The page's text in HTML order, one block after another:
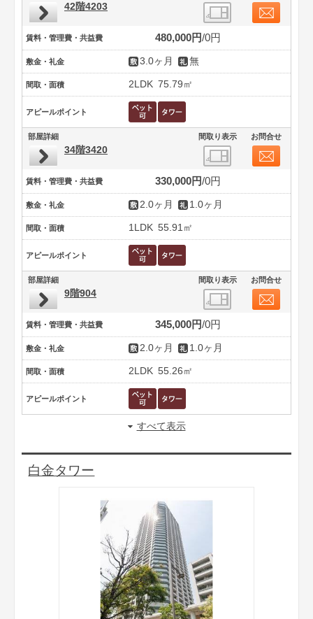
42階4203
賃料・管理費・共益費 480,000円 0円
敷金・礼金 3.0ヶ月 無
間取・面積 2LDK 75.79㎡
アピールポイント
部屋詳細 間取り表示 お問合せ
34階3420
賃料・管理費・共益費 330,000円 0円
敷金・礼金 2.0ヶ月 1.0ヶ月
間取・面積 1LDK 55.91㎡
アピールポイント
部屋詳細 間取り表示 お問合せ
9階904
賃料・管理費・共益費 345,000円 0円
敷金・礼金 2.0ヶ月 1.0ヶ月
間取・面積 2LDK 55.26㎡
アピールポイント
すべて表示
白金タワー